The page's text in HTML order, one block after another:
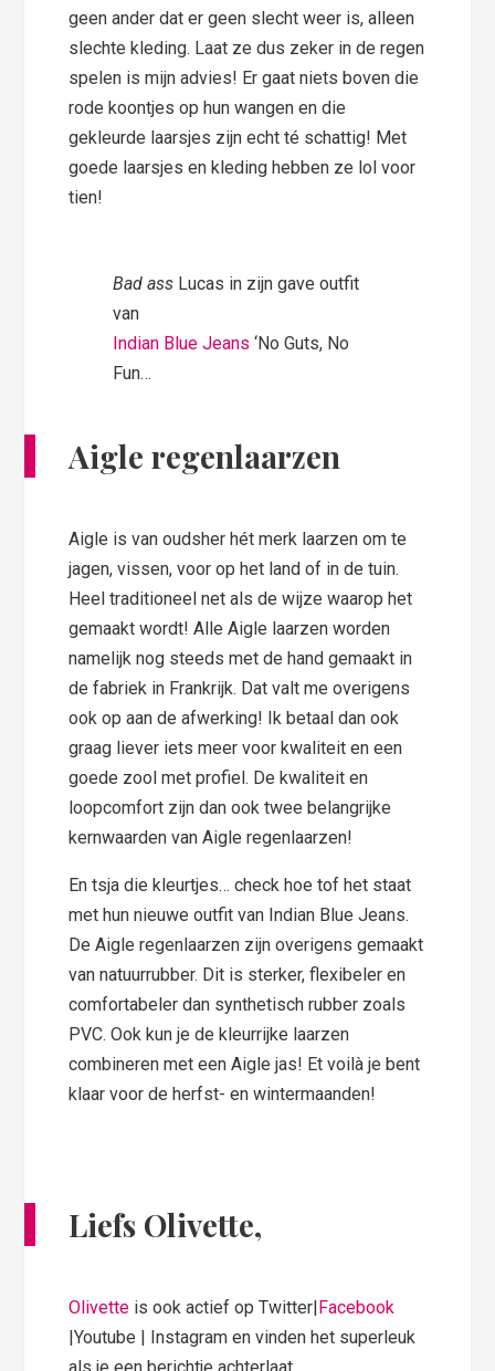
geen ander dat er geen slecht weer is, alleen
slechte kleding. Laat ze dus zeker in de regen
spelen is mijn advies! Er gaat niets boven die
rode koontjes op hun wangen en die
gekleurde laarsjes zijn echt té schattig! Met
goede laarsjes en kleding hebben ze lol voor
tien!
Bad ass Lucas in zijn gave outfit
van
Indian Blue Jeans ‘No Guts, No
Fun…
Aigle regenlaarzen
Aigle is van oudsher hét merk laarzen om te
jagen, vissen, voor op het land of in de tuin.
Heel traditioneel net als de wijze waarop het
gemaakt wordt! Alle Aigle laarzen worden
namelijk nog steeds met de hand gemaakt in
de fabriek in Frankrijk. Dat valt me overigens
ook op aan de afwerking! Ik betaal dan ook
graag liever iets meer voor kwaliteit en een
goede zool met profiel. De kwaliteit en
loopcomfort zijn dan ook twee belangrijke
kernwaarden van Aigle regenlaarzen!
En tsja die kleurtjes… check hoe tof het staat
met hun nieuwe outfit van Indian Blue Jeans.
De Aigle regenlaarzen zijn overigens gemaakt
van natuurrubber. Dit is sterker, flexibeler en
comfortabeler dan synthetisch rubber zoals
PVC. Ook kun je de kleurrijke laarzen
combineren met een Aigle jas! Et voilà je bent
klaar voor de herfst- en wintermaanden!
Liefs Olivette,
Olivette is ook actief op Twitter|Facebook
|Youtube | Instagram en vinden het superleuk